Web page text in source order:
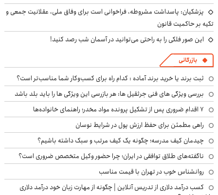
پزشکیان: پاسداشت مشروطه، فراخوانی است برای وفاق ملی، عقلانیت جمعی و
تکیه بر حاکمیت قانون
این صور فلکی را به راحتی می‌توانید در آسمان شب رصد کنید!
بازرگانی
ثبت برند یا خرید برند آماده : کدام راه برای کسب‌وکار شما مناسب‌تر است؟
بررسی ویژگی های فنی جرثقیل ها: هر بازرسی این ویژگی ها را باید بلد باشد
۷ اقدام ضروری پس از تشکیل پرونده مواد مخدر؛ راهنمای خانواده‌ها
راهی مطمئن برای حفظ ارزش پول در شرایط نوسان
چیدمان کیف مدرسه؛ چگونه یک کیف مرتب و سبک داشته باشیم؟
ناگفته‌های طلاق توافقی در ایران؛ چرا حضور وکیل متخصص ضروری است؟
روانشناس خوب در تهران با قیمت مناسب
کسب درآمد دلاری از تدریس آنلاین | چگونه از مهارت زبان خود درآمد دلاری